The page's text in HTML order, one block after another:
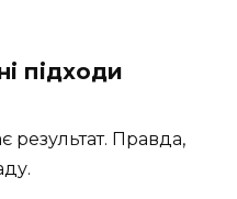
підходи
результат. Правда,